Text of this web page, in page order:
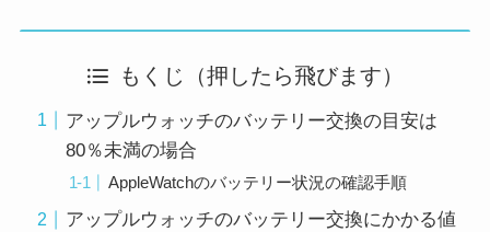
もくじ（押したら飛びます）
アップルウォッチのバッテリー交換の目安は
80％未満の場合
AppleWatchのバッテリー状況の確認手順
アップルウォッチのバッテリー交換にかかる値